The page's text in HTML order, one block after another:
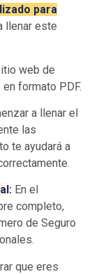
para
llenar este
web de
formato PDF.
a llenar el
las
te ayudará a
En el
completo,
de Seguro
que eres